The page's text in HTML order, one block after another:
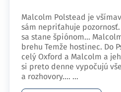
Malcolm Polstead je
sám nepriťahuje
sa stane špiónom...
brehu Temže hostinec. Do
celý Oxford a Malcolm a
si preto denne vypočujú
a rozhovory.… ...